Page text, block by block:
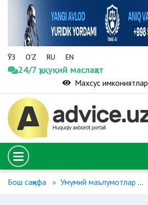
ЎЗ O‘Z RU EN
24/7 ҳуқуқий маслаҳат
Махсус имкониятлар
Бош саҳифа Умумий маълумотлар